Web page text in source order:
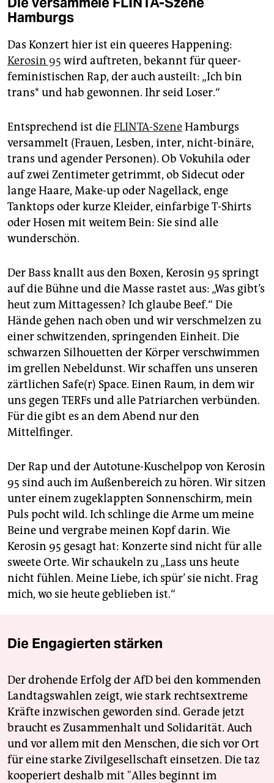
Hamburgs
Das Konzert hier ist ein queeres Happening:
Kerosin 95 wird auftreten, bekannt für queer-
feministischen Rap, der auch austeilt: „Ich bin
trans* und hab gewonnen. Ihr seid Loser.“
Entsprechend ist dieFLINTA-SzeneHamburgs
versammelt (Frauen, Lesben, inter, nicht-binäre,
trans und agender Personen). Ob Vokuhila oder
auf zwei Zentimeter getrimmt, ob Sidecut oder
lange Haare, ­Make-up oder Nagellack, enge
Tanktops oder kurze Kleider, einfarbige T-Shirts
oder Hosen mit weitem Bein: Sie sind alle
wunderschön.
Der Bass knallt aus den Boxen, Kerosin 95 springt
auf die Bühne und die Masse rastet aus: „Was gibt’s
heut zum Mittagessen? Ich glaube Beef.“ Die
Hände gehen nach oben und wir verschmelzen zu
einer schwitzenden, springenden Einheit. Die
schwarzen Silhouetten der Körper verschwimmen
im grellen Nebeldunst. Wir schaffen uns unseren
zärtlichen Safe(r) Space. Einen Raum, in dem wir
uns gegen TERFs und alle Patriarchen verbünden.
Für die gibt es an dem Abend nur den
Mittelfinger.
Der Rap und der Autotune-Kuschelpop von Kerosin
95 sind auch im Außenbereich zu hören. Wir sitzen
unter einem zugeklappten Sonnenschirm, mein
Puls pocht wild. Ich schlinge die Arme um meine
Beine und vergrabe meinen Kopf darin. Wie
Kerosin 95 gesagt hat: Konzerte sind nicht für alle
sweete Orte. Wir schaukeln zu „Lass uns heute
nicht fühlen. Meine Liebe, ich spür’ sie nicht. Frag
mich, wo sie heute geblieben ist.“
Die Engagierten stärken
Der drohende Erfolg der AfD bei den kommenden
Landtagswahlen zeigt, wie stark rechtsextreme
Kräfte inzwischen geworden sind. Gerade jetzt
braucht es Zusammenhalt und Solidarität. Auch
und vor allem mit den Menschen, die sich vor Ort
für eine starke Zivilgesellschaft einsetzen. Die taz
kooperiert deshalb mit "Alles beginnt im